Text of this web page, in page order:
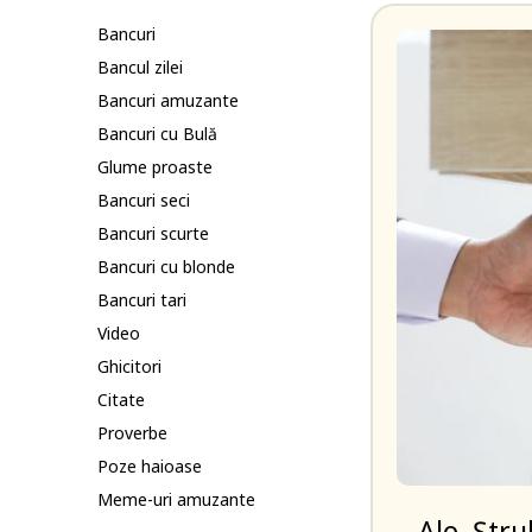
Bancuri
Bancul zilei
Bancuri amuzante
Bancuri cu Bulă
Glume proaste
Bancuri seci
Bancuri scurte
Bancuri cu blonde
Bancuri tari
Video
Ghicitori
Citate
Proverbe
Poze haioase
Meme-uri amuzante